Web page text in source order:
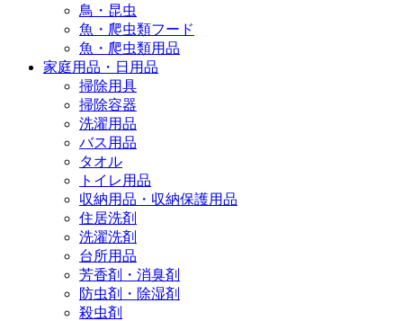
鳥・昆虫
魚・爬虫類フード
魚・爬虫類用品
家庭用品・日用品
掃除用具
掃除容器
洗濯用品
バス用品
タオル
トイレ用品
収納用品・収納保護用品
住居洗剤
洗濯洗剤
台所用品
芳香剤・消臭剤
防虫剤・除湿剤
殺虫剤